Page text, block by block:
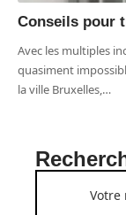
Conseils pour
Avec les multiples
quasiment
la ville Bruxelles,…